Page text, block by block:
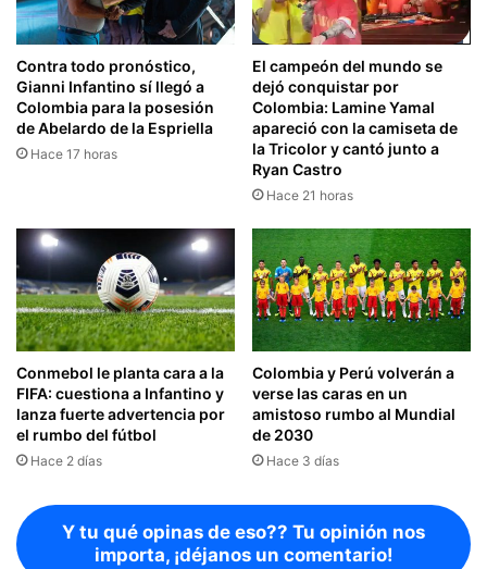
Contra todo pronóstico,
Gianni Infantino sí llegó a
Colombia para la posesión
de Abelardo de la Espriella
Hace 17 horas
El campeón del mundo se
dejó conquistar por
Colombia: Lamine Yamal
apareció con la camiseta de
la Tricolor y cantó junto a
Ryan Castro
Hace 21 horas
Conmebol le planta cara a la
FIFA: cuestiona a Infantino y
lanza fuerte advertencia por
el rumbo del fútbol
Hace 2 días
Colombia y Perú volverán a
verse las caras en un
amistoso rumbo al Mundial
de 2030
Hace 3 días
Y tu qué opinas de eso?? Tu opinión nos
importa, ¡déjanos un comentario!